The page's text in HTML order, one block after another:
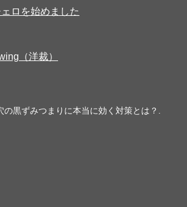
ロを始めました
（洋裁）
黒ずみつまりに本当に効く対策とは？.